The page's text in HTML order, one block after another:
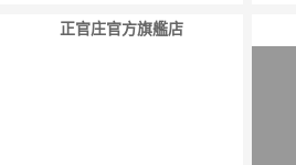
正官庄官方旗艦店